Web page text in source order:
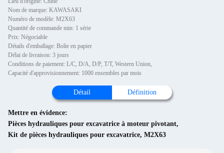
Nom de marque: KAWASAKI
Numéro de modèle: M2X63
Quantité de commande min: 1 série
Prix: Négociable
Détails d'emballage: Boîte en papier
Délai de livraison: 3 jours
Conditions de paiement: L/C, D/A, D/P, T/T, Western Union,
Capacité d'approvisionnement: 1000 ensembles par mois
Détail Définition
Mettre en évidence:
Pièces hydrauliques pour excavatrice à moteur pivotant,
Kit de pièces hydrauliques pour excavatrice, M2X63